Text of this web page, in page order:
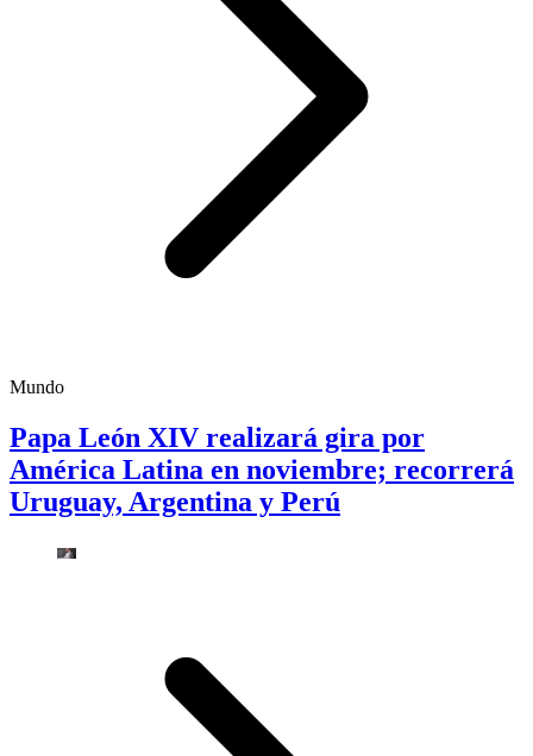
Mundo
Papa León XIV realizará gira por
América Latina en noviembre; recorrerá
Uruguay, Argentina y Perú